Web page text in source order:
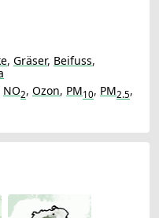
, Gräser, Beifuss,
NO2, Ozon, PM10, PM2.5,